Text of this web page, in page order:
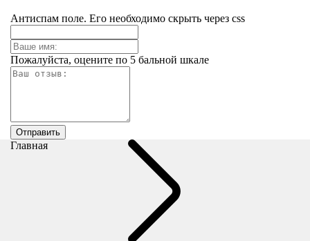
Антиспам поле. Его необходимо скрыть через css
Пожалуйста, оцените по 5 бальной шкале
Главная